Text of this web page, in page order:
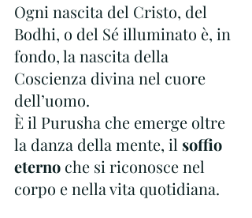
Ogni nascita del Cristo, del
Bodhi, o del Sé illuminato è, in
fondo, la nascita della
Coscienza divina nel cuore
dell’uomo.
È il Purusha che emerge oltre
la danza della mente, il soffio
eterno che si riconosce nel
corpo e nella vita quotidiana.